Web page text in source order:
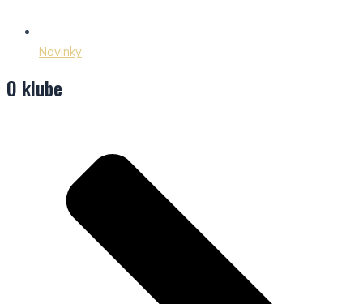
Novinky
O klube